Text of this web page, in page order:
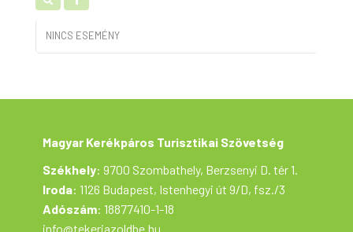
NINCS ESEMÉNY
Magyar Kerékpáros Turisztikai Szövetség
Székhely: 9700 Szombathely, Berzsenyi D. tér 1.
Iroda: 1126 Budapest, Istenhegyi út 9/D, fsz./3
Adószám: 18877410-1-18
info@tekerjazoldbe.hu